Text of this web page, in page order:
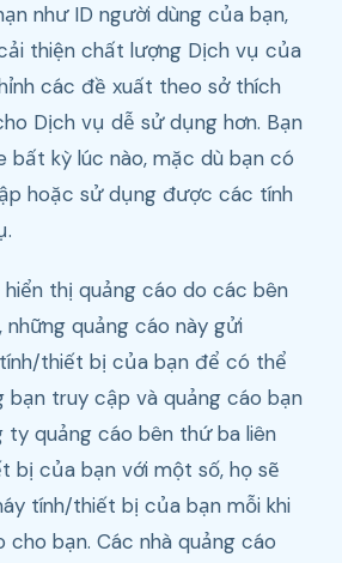
như ID người dùng của bạn,
thiện chất lượng Dịch vụ của
các đề xuất theo sở thích
Dịch vụ dễ sử dụng hơn. Bạn
kỳ lúc nào, mặc dù bạn có
hoặc sử dụng được các tính
thị quảng cáo do các bên
quảng cáo này gửi
thiết bị của bạn để có thể
bạn truy cập và quảng cáo bạn
ty quảng cáo bên thứ ba liên
bị của bạn với một số, họ sẽ
tính/thiết bị của bạn mỗi khi
cho bạn. Các nhà quảng cáo